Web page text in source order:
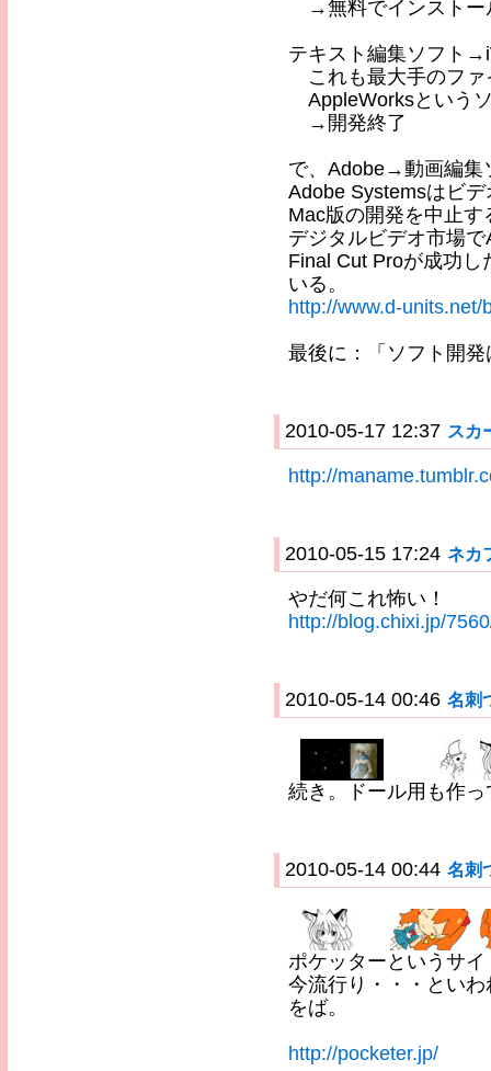
→無料でインストー
テキスト編集ソフト
これも最大手のファ
AppleWorksという
→開発終了
で、Adobe→動画編集
Adobe Systemsはビ
Mac版の開発を中止
デジタルビデオ市場
Final Cut Proが成功
いる。
http://www.d-
最後に：「ソフト開
2010-05-17 12:37 スカ
http://
2010-05-15 17:24 ネカ
やだ何これ怖い！
http://blog.chixi.jp/
2010-05-14 00:46 名刺
続き。ドール用も作っ
2010-05-14 00:44 名刺
ポケッターというサ
今流行り・・・とい
をば。
http://pocketer.jp/